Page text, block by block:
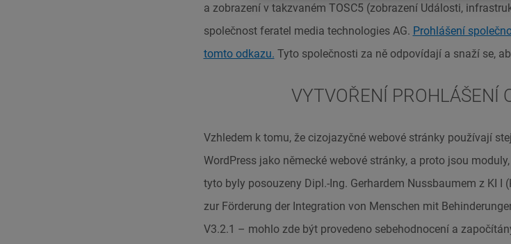
a zobrazení v takzvaném TOSC5 (zobrazení Události,
společnost feratel media technologies AG. Prohlášení
tomto odkazu. Tyto společnosti za ně odpovídají a snaží se,
VYTVOŘENÍ PROHLÁŠENÍ
Vzhledem k tomu, že cizojazyčné webové stránky používají
WordPress jako německé webové stránky, a proto jsou
tyto byly posouzeny Dipl.-Ing. Gerhardem Nussbaumem z KI
zur Förderung der Integration von Menschen mit
V3.2.1 – mohlo zde být provedeno sebehodnocení a